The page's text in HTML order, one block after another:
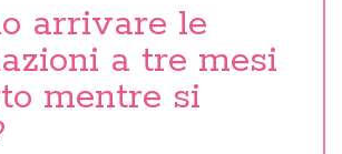
arrivare le
a tre mesi
mentre si